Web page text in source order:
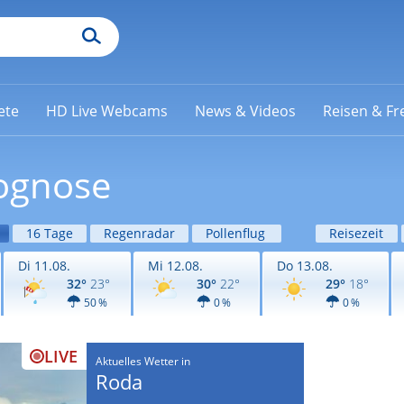
HD Live Webcams News & Videos Reisen &
16 Tage Regenradar Pollenflug
Reisezeit
Di 11.08.
32° 23°
50 %
Mi 12.08.
30° 22°
0 %
Do 13.08.
29° 18°
0 %
LIVE Aktuelles Wetter in
Roda